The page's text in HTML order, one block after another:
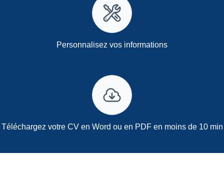
Personnalisez vos informations
Téléchargez votre CV en Word ou en PDF en moins de 10 min